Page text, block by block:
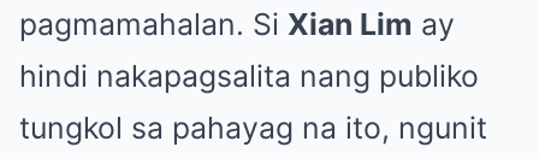
pagmamahalan. Si Xian Lim ay
hindi nakapagsalita nang publiko
tungkol sa pahayag na ito, ngunit